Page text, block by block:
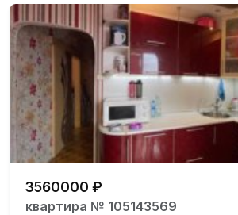
3560000 ₽
квартира № 105143569